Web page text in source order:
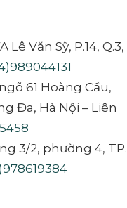
Văn Sỹ, P.14, Q.3,
61 Hoàng Cầu,
Đa, Hà Nội – Liên
3/2, phường 4, TP.